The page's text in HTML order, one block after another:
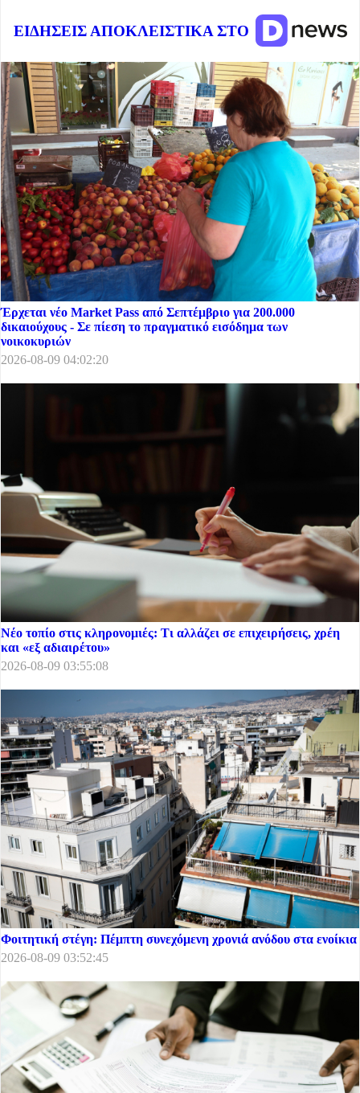
ΕΙΔΗΣΕΙΣ ΑΠΟΚΛΕΙΣΤΙΚΑ ΣΤΟ
Έρχεται νέο Market Pass από Σεπτέμβριο για 200.000
δικαιούχους - Σε πίεση το πραγματικό εισόδημα των
νοικοκυριών
2026-08-09 04:02:20
Νέο τοπίο στις κληρονομιές: Τι αλλάζει σε επιχειρήσεις, χρέη
και «εξ αδιαιρέτου»
2026-08-09 03:55:08
Φοιτητική στέγη: Πέμπτη συνεχόμενη χρονιά ανόδου στα ενοίκια
2026-08-09 03:52:45